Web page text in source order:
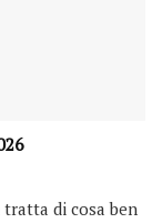
di cosa ben